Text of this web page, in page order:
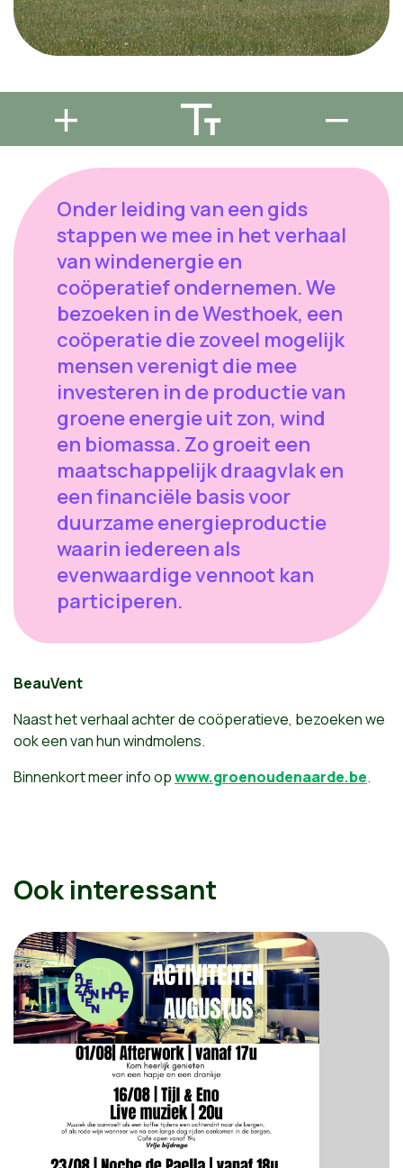
Onder leiding van een gids
stappen we mee in het verhaal
van windenergie en
coöperatief ondernemen. We
bezoeken in de Westhoek, een
coöperatie die zoveel mogelijk
mensen verenigt die mee
investeren in de productie van
groene energie uit zon, wind
en biomassa. Zo groeit een
maatschappelijk draagvlak en
een financiële basis voor
duurzame energieproductie
waarin iedereen als
evenwaardige vennoot kan
participeren.
BeauVent
Naast het verhaal achter de coöperatieve, bezoeken we
ook een van hun windmolens.
Binnenkort meer info opwww.groenoudenaarde.be.
Ook interessant